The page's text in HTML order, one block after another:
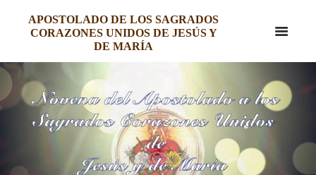
APOSTOLADO DE LOS SAGRADOS
CORAZONES UNIDOS DE JESÚS Y
DE MARÍA
APOSTOLADO DE LOS SAGRADOS
CORAZONES UNIDOS DE JESÚS Y
DE MARÍA